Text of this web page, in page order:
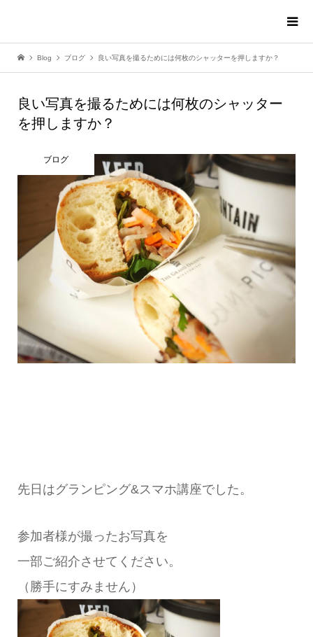
Blog ブログ 良い写真を撮るためには何枚のシャッターを押しますか？
良い写真を撮るためには何枚のシャッター
を押しますか？
ブログ
先日はグランピング&スマホ講座でした。
参加者様が撮ったお写真を
一部ご紹介させてください。
（勝手にすみません）